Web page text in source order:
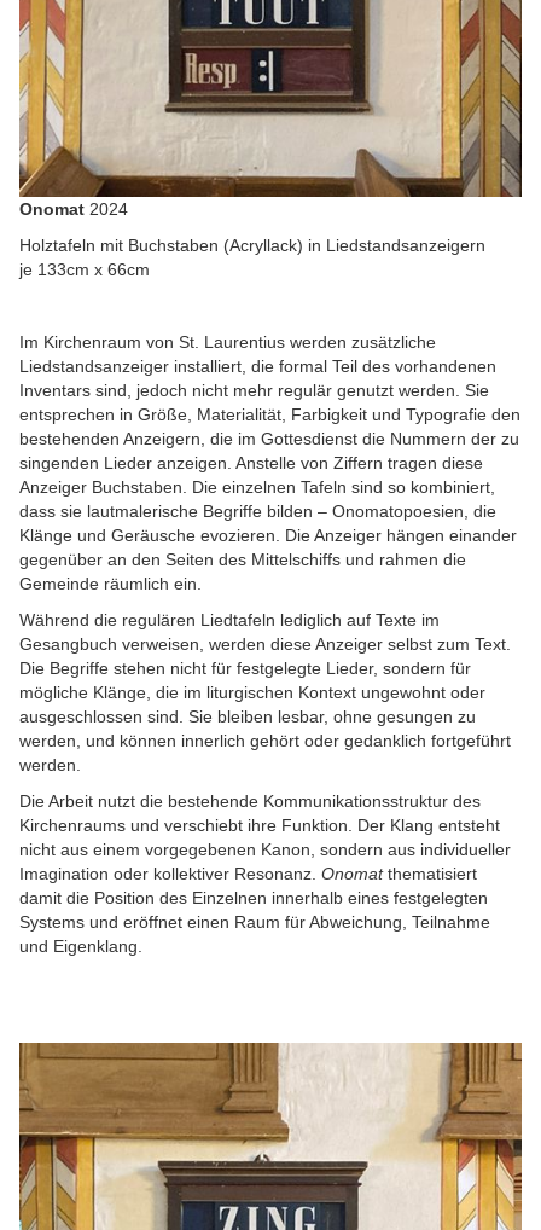
Onomat 2024
Holztafeln mit Buchstaben (Acryllack) in Liedstandsanzeigern
je 133cm x 66cm
Im Kirchenraum von St. Laurentius werden zusätzliche
Liedstandsanzeiger installiert, die formal Teil des vorhandenen
Inventars sind, jedoch nicht mehr regulär genutzt werden. Sie
entsprechen in Größe, Materialität, Farbigkeit und Typografie den
bestehenden Anzeigern, die im Gottesdienst die Nummern der zu
singenden Lieder anzeigen. Anstelle von Ziffern tragen diese
Anzeiger Buchstaben. Die einzelnen Tafeln sind so kombiniert,
dass sie lautmalerische Begriffe bilden – Onomatopoesien, die
Klänge und Geräusche evozieren. Die Anzeiger hängen einander
gegenüber an den Seiten des Mittelschiffs und rahmen die
Gemeinde räumlich ein.
Während die regulären Liedtafeln lediglich auf Texte im
Gesangbuch verweisen, werden diese Anzeiger selbst zum Text.
Die Begriffe stehen nicht für festgelegte Lieder, sondern für
mögliche Klänge, die im liturgischen Kontext ungewohnt oder
ausgeschlossen sind. Sie bleiben lesbar, ohne gesungen zu
werden, und können innerlich gehört oder gedanklich fortgeführt
werden.
Die Arbeit nutzt die bestehende Kommunikationsstruktur des
Kirchenraums und verschiebt ihre Funktion. Der Klang entsteht
nicht aus einem vorgegebenen Kanon, sondern aus individueller
Imagination oder kollektiver Resonanz. Onomatthematisiert
damit die Position des Einzelnen innerhalb eines festgelegten
Systems und eröffnet einen Raum für Abweichung, Teilnahme
und Eigenklang.